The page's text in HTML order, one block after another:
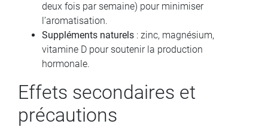
deux fois par semaine) pour minimiser
l’aromatisation.
Suppléments naturels : zinc, magnésium,
vitamine D pour soutenir la production
hormonale.
Effets secondaires et
précautions